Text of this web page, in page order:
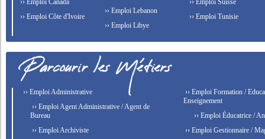
›› Emploi Canada
›› Emploi Côte d'Ivoire
›› Emploi Lebanon
›› Emploi Libye
›› Emploi Suisse
›› Emploi Tunisie
›› Emploi Administrative
›› Emploi Agent Administrative / Agent de
Bureau
›› Emploi Archiviste
›› Emploi Formation /
Enseignement
›› Emploi Éducatrice /
›› Emploi Gestionnaire /